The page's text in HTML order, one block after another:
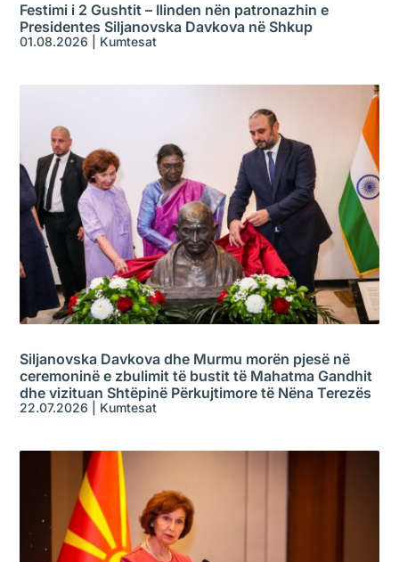
Festimi i 2 Gushtit – Ilinden nën patronazhin e
Presidentes Siljanovska Davkova në Shkup
01.08.2026 Kumtesat
Siljanovska Davkova dhe Murmu morën pjesë në
ceremoninë e zbulimit të bustit të Mahatma Gandhit
dhe vizituan Shtëpinë Përkujtimore të Nëna Terezës
22.07.2026 Kumtesat